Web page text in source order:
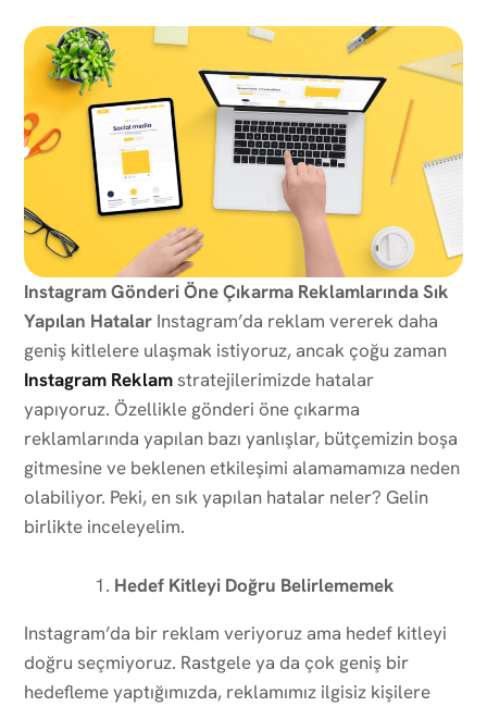
Instagram Gönderi Öne Çıkarma Reklamlarında Sık
Yapılan Hatalar Instagram’da reklam vererek daha
geniş kitlelere ulaşmak istiyoruz, ancak çoğu zaman
Instagram Reklamstratejilerimizde hatalar
yapıyoruz. Özellikle gönderi öne çıkarma
reklamlarında yapılan bazı yanlışlar, bütçemizin boşa
gitmesine ve beklenen etkileşimi alamamamıza neden
olabiliyor. Peki, en sık yapılan hatalar neler? Gelin
birlikte inceleyelim.
Hedef Kitleyi Doğru Belirlememek
Instagram’da bir reklam veriyoruz ama hedef kitleyi
doğru seçmiyoruz. Rastgele ya da çok geniş bir
hedefleme yaptığımızda, reklamımız ilgisiz kişilere